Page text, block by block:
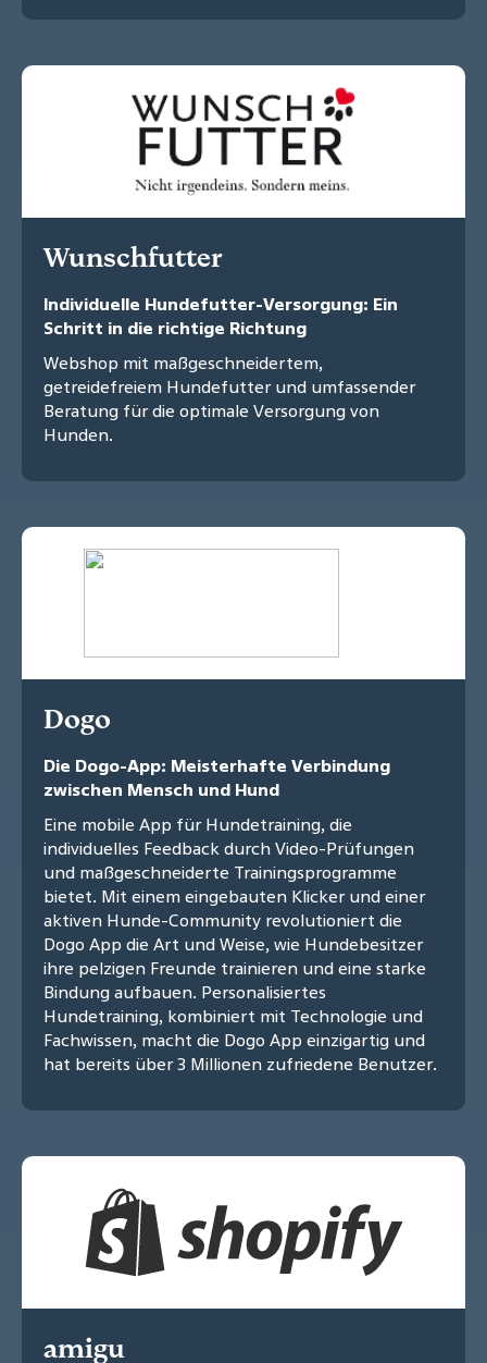
Wunschfutter
Individuelle Hundefutter-Versorgung: Ein
Schritt in die richtige Richtung
Webshop mit maßgeschneidertem,
getreidefreiem Hundefutter und umfassender
Beratung für die optimale Versorgung von
Hunden.
Dogo
Die Dogo-App: Meisterhafte Verbindung
zwischen Mensch und Hund
Eine mobile App für Hundetraining, die
individuelles Feedback durch Video-Prüfungen
und maßgeschneiderte Trainingsprogramme
bietet. Mit einem eingebauten Klicker und einer
aktiven Hunde-Community revolutioniert die
Dogo App die Art und Weise, wie Hundebesitzer
ihre pelzigen Freunde trainieren und eine starke
Bindung aufbauen. Personalisiertes
Hundetraining, kombiniert mit Technologie und
Fachwissen, macht die Dogo App einzigartig und
hat bereits über 3 Millionen zufriedene Benutzer.
amigu